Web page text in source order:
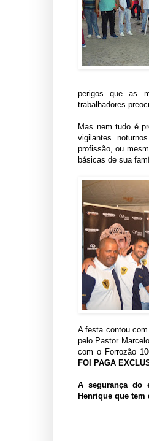
perigos que as
trabalhadores
Mas nem tudo é
vigilantes
profissão, ou
básicas de sua
A festa contou
pelo Pastor
com o Forrozão
FOI PAGA
A segurança do
Henrique que